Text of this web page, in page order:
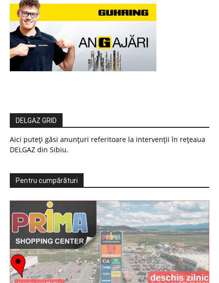
DELGAZ GRID
Aici puteți găsi anunțuri referitoare la intervenții în rețeaua
DELGAZ din Sibiu.
Pentru cumpărături